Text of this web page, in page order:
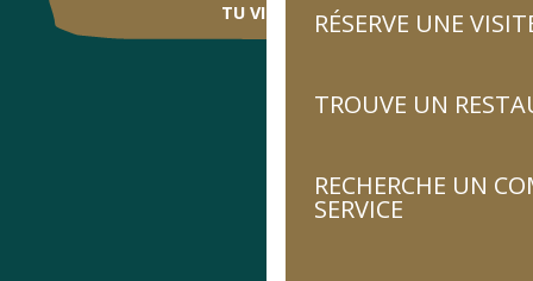
RÉSERVE UNE
TROUVE UN
RECHERCHE UN
SERVICE
TU VIENS ?